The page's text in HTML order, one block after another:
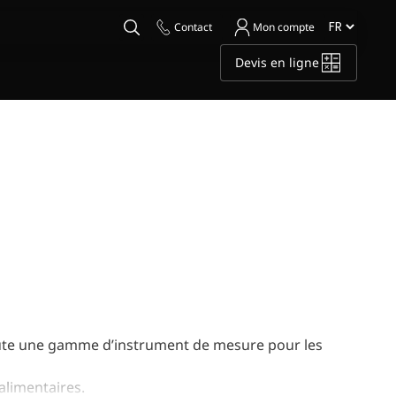
Contact Mon compte
Devis en ligne
une gamme d’instrument de mesure pour les